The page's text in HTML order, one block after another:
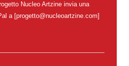
Nucleo Artzine invia una
a [progetto@nucleoartzine.com]